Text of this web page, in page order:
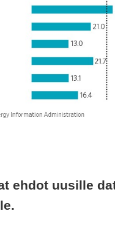
ehdot uusille